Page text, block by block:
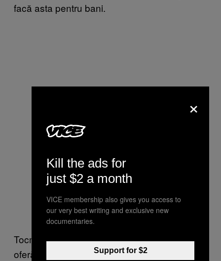
facă asta pentru bani.
Tocmai stigmatul ăsta îi previne pe cei care
oferă servicii sexuale să beneficieze de
×
Kill the ads for
just $2 a month
VICE membership also gives you access to
our very best writing and exclusive new
documentaries.
Support for $2